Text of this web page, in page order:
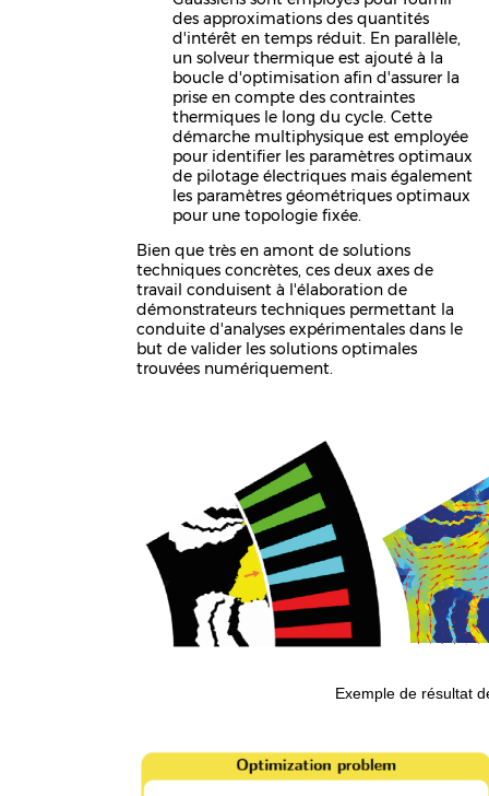
des approximations des quantités
d'intérêt en temps réduit. En parallèle,
un solveur thermique est ajouté à la
boucle d'optimisation afin d'assurer la
prise en compte des contraintes
thermiques le long du cycle. Cette
démarche multiphysique est employée
pour identifier les paramètres optimaux
de pilotage électriques mais également
les paramètres géométriques optimaux
pour une topologie fixée.
Bien que très en amont de solutions
techniques concrètes, ces deux axes de
travail conduisent à l'élaboration de
démonstrateurs techniques permettant la
conduite d'analyses expérimentales dans le
but de valider les solutions optimales
trouvées numériquement.
Exemple de résultat